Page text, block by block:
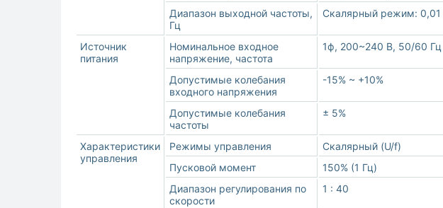
Диапазон выходной частоты,
Гц
Скалярный режим:
Источник
питания
Номинальное входное
напряжение, частота
1ф, 200~240 В, 50/60 Гц
Допустимые колебания
входного напряжения
-15% ~ +10%
Допустимые колебания
частоты
± 5%
Характеристики
управления
Режимы управления
Скалярный (U/f)
Пусковой момент
150% (1 Гц)
Диапазон регулирования по
скорости
1 : 40